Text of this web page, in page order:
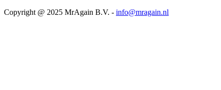
Copyright @ 2025 MrAgain B.V. - info@mragain.nl